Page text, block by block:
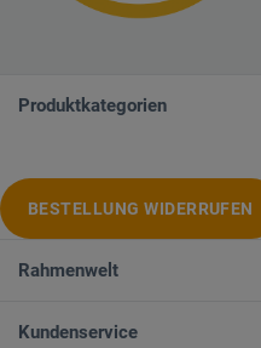
Produktkategorien
BESTELLUNG WIDERRUFEN
Rahmenwelt
Kundenservice